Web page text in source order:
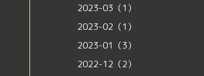
2023-03（1）
2023-02（1）
2023-01（3）
2022-12（2）